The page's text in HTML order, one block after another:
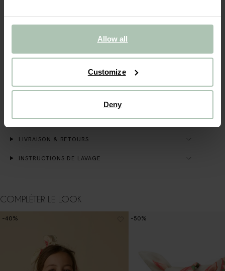
Allow all
Customize
Deny
Robe violette de Sissy-Boy. La robe courte a des bretelles
GUIDE DES TAILLES
LIVRAISON & RETOURS
INSTRUCTIONS DE LAVAGE
COMPLÉTER LE LOOK
-40% -50%